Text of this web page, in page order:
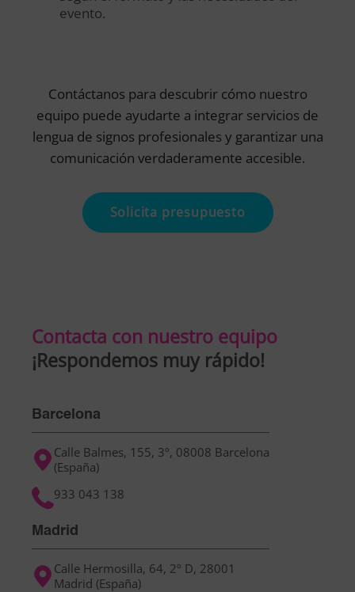
evento.
Contáctanos para descubrir cómo nuestro
equipo puede ayudarte a integrar servicios de
lengua de signos profesionales y garantizar una
comunicación verdaderamente accesible.
Solicita presupuesto
Contacta con nuestro equipo
¡Respondemos muy rápido!
Barcelona
Calle Balmes, 155, 3º, 08008 Barcelona
(España)
933 043 138
Madrid
Calle Hermosilla, 64, 2º D, 28001
Madrid (España)